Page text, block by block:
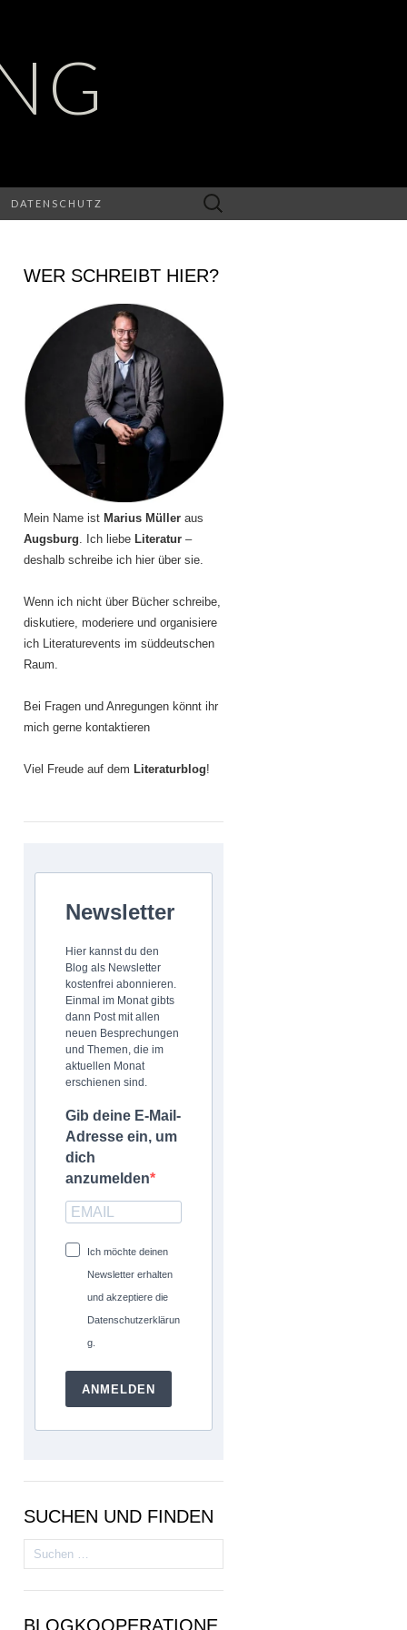
DATENSCHUTZ
Suchen
nach:
WER SCHREIBT HIER?
Mein Name ist Marius Müller aus
Augsburg. Ich liebe Literatur –
deshalb schreibe ich hier über sie.
Wenn ich nicht über Bücher schreibe,
diskutiere, moderiere und organisiere
ich Literaturevents im süddeutschen
Raum.
Bei Fragen und Anregungen könnt ihr
mich gerne kontaktieren
Viel Freude auf dem Literaturblog!
Newsletter
Hier kannst du den
Blog als Newsletter
kostenfrei abonnieren.
Einmal im Monat gibts
dann Post mit allen
neuen Besprechungen
und Themen, die im
aktuellen Monat
erschienen sind.
Gib deine E-Mail-
Adresse ein, um
dich
anzumelden
Ich möchte deinen
Newsletter erhalten
und akzeptiere die
Datenschutzerklärun
g.
ANMELDEN
SUCHEN UND FINDEN
Suchen
nach:
BLOGKOOPERATIONE